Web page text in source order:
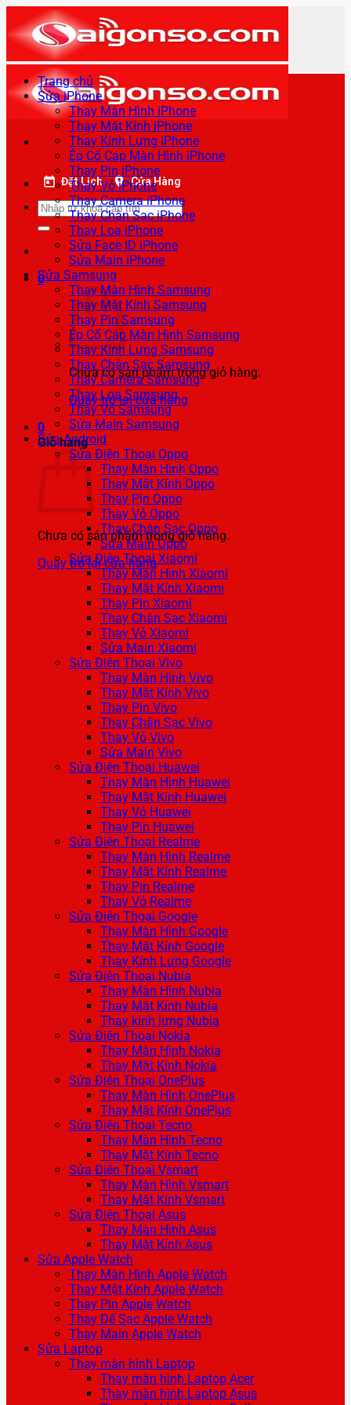
qua
nội
dung
Đặt Lịch Cửa Hàng
Tìm
kiếm:
0
Chưa có sản phẩm trong giỏ hàng.
Quay trở lại cửa hàng
0
Giỏ hàng
Chưa có sản phẩm trong giỏ hàng.
Quay trở lại cửa hàng
Trang chủ
Sửa iPhone
Thay Màn Hình iPhone
Thay Mặt Kính iPhone
Thay Kính Lưng iPhone
Ép Cổ Cáp Màn Hình iPhone
Thay Pin iPhone
Thay Vỏ iPhone
Thay Camera iPhone
Thay Chân Sạc iPhone
Thay Loa iPhone
Sửa Face ID iPhone
Sửa Main iPhone
Sửa Samsung
Thay Màn Hình Samsung
Thay Mặt Kính Samsung
Thay Pin Samsung
Ép Cổ Cáp Màn Hình Samsung
Thay Kính Lưng Samsung
Thay Chân Sạc Samsung
Thay Camera Samsung
Thay Loa Samsung
Thay Vỏ Samsung
Sửa Main Samsung
Sửa Android
Sửa Điện Thoại Oppo
Thay Màn Hình Oppo
Thay Mặt Kính Oppo
Thay Pin Oppo
Thay Vỏ Oppo
Thay Chân Sạc Oppo
Sửa Main Oppo
Sửa Điện Thoại Xiaomi
Thay Màn Hình Xiaomi
Thay Mặt Kính Xiaomi
Thay Pin Xiaomi
Thay Chân Sạc Xiaomi
Thay Vỏ Xiaomi
Sửa Main Xiaomi
Sửa Điện Thoại Vivo
Thay Màn Hình Vivo
Thay Mặt Kính Vivo
Thay Pin Vivo
Thay Chân Sạc Vivo
Thay Vỏ Vivo
Sửa Main Vivo
Sửa Điện Thoại Huawei
Thay Màn Hình Huawei
Thay Mặt Kính Huawei
Thay Vỏ Huawei
Thay Pin Huawei
Sửa Điện Thoại Realme
Thay Màn Hình Realme
Thay Mặt Kính Realme
Thay Pin Realme
Thay Vỏ Realme
Sửa Điện Thoại Google
Thay Màn Hình Google
Thay Mặt Kính Google
Thay Kính Lưng Google
Sửa Điện Thoại Nubia
Thay Màn Hình Nubia
Thay Mặt Kính Nubia
Thay kính lưng Nubia
Sửa Điện Thoại Nokia
Thay Màn Hình Nokia
Thay Mặt Kính Nokia
Sửa Điện Thoại OnePlus
Thay Màn Hình OnePlus
Thay Mặt Kính OnePlus
Sửa Điện Thoại Tecno
Thay Màn Hình Tecno
Thay Mặt Kính Tecno
Sửa Điện Thoại Vsmart
Thay Màn Hình Vsmart
Thay Mặt Kính Vsmart
Sửa Điện Thoại Asus
Thay Màn Hình Asus
Thay Mặt Kính Asus
Sửa Apple Watch
Thay Màn Hình Apple Watch
Thay Mặt Kính Apple Watch
Thay Pin Apple Watch
Thay Đế Sạc Apple Watch
Thay Main Apple Watch
Sửa Laptop
Thay màn hình Laptop
Thay màn hình Laptop Acer
Thay màn hình Laptop Asus